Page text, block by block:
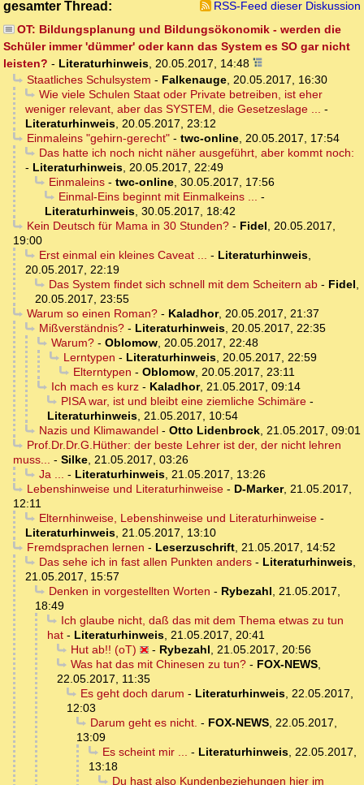
gesamter Thread:
RSS-Feed dieser Diskussion
OT: Bildungsplanung und Bildungsökonomik - werden die
Schüler immer 'dümmer' oder kann das System es SO gar nicht
leisten? - Literaturhinweis, 20.05.2017, 14:48
Staatliches Schulsystem - Falkenauge, 20.05.2017, 16:30
Wie viele Schulen Staat oder Private betreiben, ist eher
weniger relevant, aber das SYSTEM, die Gesetzeslage ... -
Literaturhinweis, 20.05.2017, 23:12
Einmaleins "gehirn-gerecht"- twc-online, 20.05.2017, 17:54
Das hatte ich noch nicht näher ausgeführt, aber kommt noch:
- Literaturhinweis, 20.05.2017, 22:49
Einmaleins- twc-online, 30.05.2017, 17:56
Einmal-Eins beginnt mit Einmalkeins ... -
Literaturhinweis, 30.05.2017, 18:42
Kein Deutsch für Mama in 30 Stunden?- Fidel, 20.05.2017,
19:00
Erst einmal ein kleines Caveat ... - Literaturhinweis,
20.05.2017, 22:19
Das System findet sich schnell mit dem Scheitern ab- Fidel,
20.05.2017, 23:55
Warum so einen Roman?- Kaladhor, 20.05.2017, 21:37
Mißverständnis?- Literaturhinweis, 20.05.2017, 22:35
Warum?- Oblomow, 20.05.2017, 22:48
Lerntypen - Literaturhinweis, 20.05.2017, 22:59
Elterntypen - Oblomow, 20.05.2017, 23:11
Ich mach es kurz- Kaladhor, 21.05.2017, 09:14
PISA war, ist und bleibt eine ziemliche Schimäre-
Literaturhinweis, 21.05.2017, 10:54
Nazis und Klimawandel- Otto Lidenbrock, 21.05.2017, 09:01
Prof.Dr.Dr.G.Hüther: der beste Lehrer ist der, der nicht lehren
muss... - Silke, 21.05.2017, 03:26
Ja ... - Literaturhinweis, 21.05.2017, 13:26
Lebenshinweise und Literaturhinweise- D-Marker, 21.05.2017,
12:11
Elternhinweise, Lebenshinweise und Literaturhinweise-
Literaturhinweis, 21.05.2017, 13:10
Fremdsprachen lernen - Leserzuschrift, 21.05.2017, 14:52
Das sehe ich in fast allen Punkten anders- Literaturhinweis,
21.05.2017, 15:57
Denken in vorgestellten Worten - Rybezahl, 21.05.2017,
18:49
Ich glaube nicht, daß das mit dem Thema etwas zu tun
hat - Literaturhinweis, 21.05.2017, 20:41
Hut ab!! (oT)
- Rybezahl, 21.05.2017, 20:56
Was hat das mit Chinesen zu tun?- FOX-NEWS,
22.05.2017, 11:35
Es geht doch darum - Literaturhinweis, 22.05.2017,
12:03
Darum geht es nicht. - FOX-NEWS, 22.05.2017,
13:09
Es scheint mir ... - Literaturhinweis, 22.05.2017,
13:18
Du hast also Kundenbeziehungen hier im